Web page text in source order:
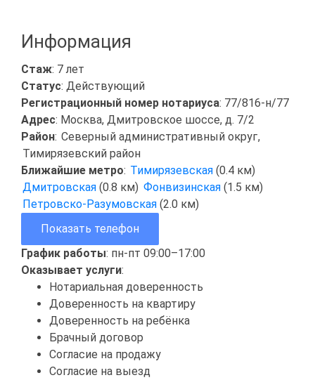
Информация
Стаж: 7 лет
Статус: Действующий
Регистрационный номер нотариуса: 77/816-н/77
Адрес: Москва, Дмитровское шоссе, д. 7/2
Район: Северный административный округ,
Тимирязевский район
Ближайшие метро: Тимирязевская (0.4 км)
Дмитровская (0.8 км) Фонвизинская (1.5 км)
Петровско-Разумовская (2.0 км)
Показать телефон
График работы: пн-пт 09:00–17:00
Оказывает услуги:
Нотариальная доверенность
Доверенность на квартиру
Доверенность на ребёнка
Брачный договор
Согласие на продажу
Согласие на выезд